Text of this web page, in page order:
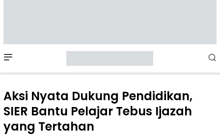
Menu
Aksi Nyata Dukung Pendidikan,
SIER Bantu Pelajar Tebus Ijazah
yang Tertahan